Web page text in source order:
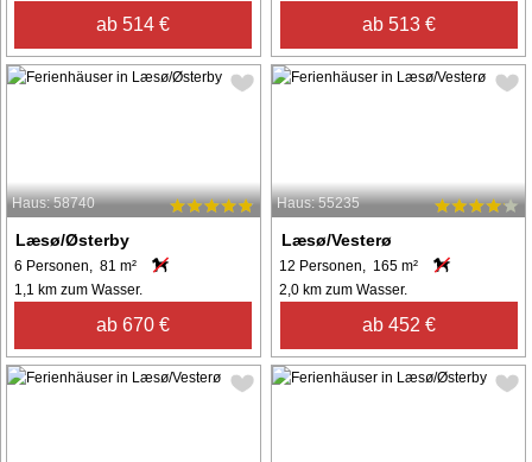
ab 514 € ab 513 €
Haus: 58740
Læsø/Østerby
6 Personen, 81 m²
1,1 km zum Wasser.
ab 670 €
Haus: 55235
Læsø/Vesterø
12 Personen, 165 m²
2,0 km zum Wasser.
ab 452 €